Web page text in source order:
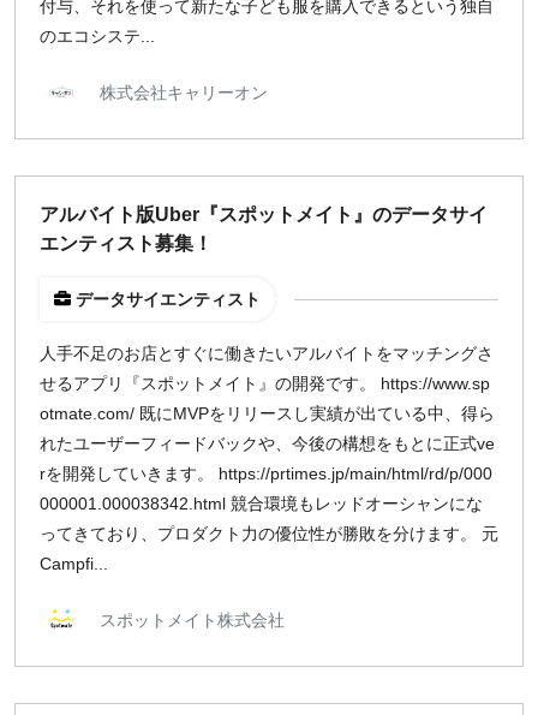
付与、それを使って新たな子ども服を購入できるという独自
のエコシステ...
株式会社キャリーオン
アルバイト版Uber『スポットメイト』のデータサイ
エンティスト募集！
データサイエンティスト
人手不足のお店とすぐに働きたいアルバイトをマッチングさ
せるアプリ『スポットメイト』の開発です。 https://www.sp
otmate.com/ 既にMVPをリリースし実績が出ている中、得ら
れたユーザーフィードバックや、今後の構想をもとに正式ve
rを開発していきます。 https://prtimes.jp/main/html/rd/p/000
000001.000038342.html 競合環境もレッドオーシャンにな
ってきており、プロダクト力の優位性が勝敗を分けます。 元
Campfi...
スポットメイト株式会社